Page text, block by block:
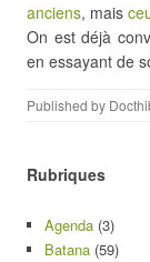
anciens, mais
On est déjà
en essayant de
Published by
Rubriques
Agenda (3)
Batana (59)